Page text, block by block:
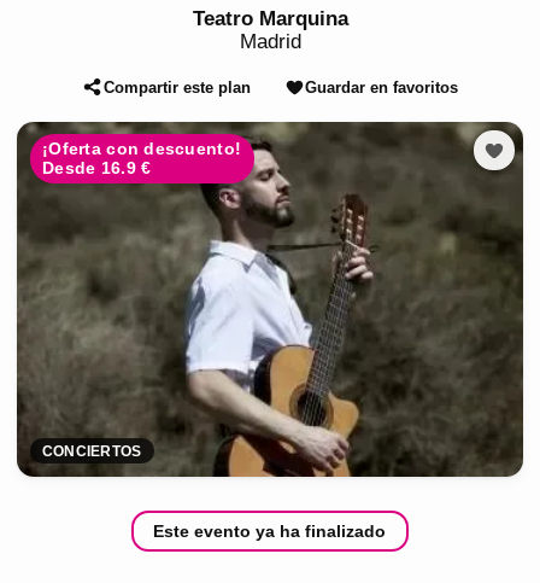
Teatro Marquina
Madrid
Compartir este plan Guardar en favoritos
¡Oferta con descuento!
Desde 16.9 €
CONCIERTOS
Este evento ya ha finalizado